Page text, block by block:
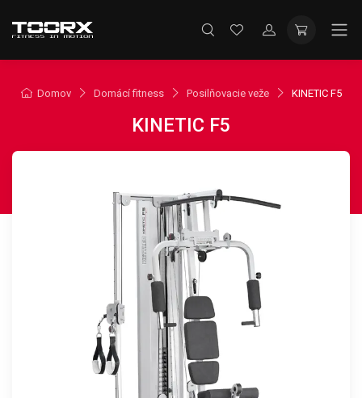
Domov Domácí fitness Posilňovacie veže KINETIC F5
KINETIC F5